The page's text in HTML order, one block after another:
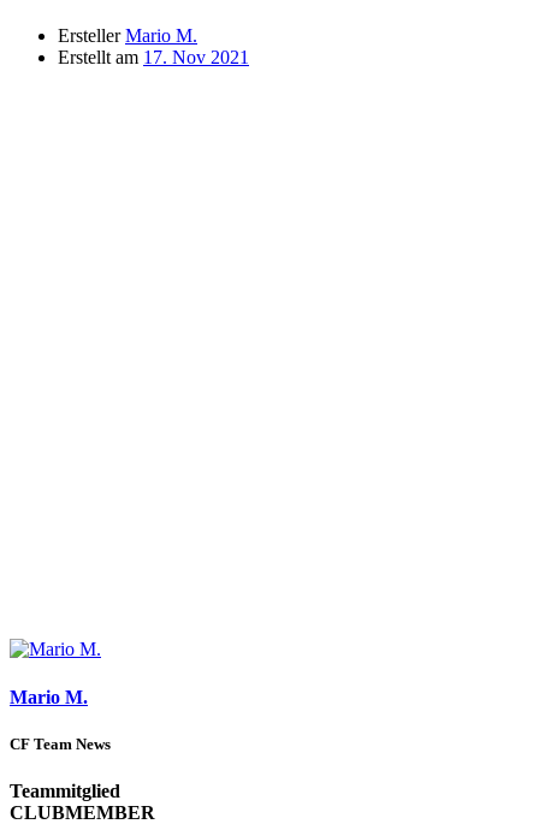
Ersteller Mario M.
Erstellt am 17. Nov 2021
Mario M.
CF Team News
Teammitglied
CLUBMEMBER